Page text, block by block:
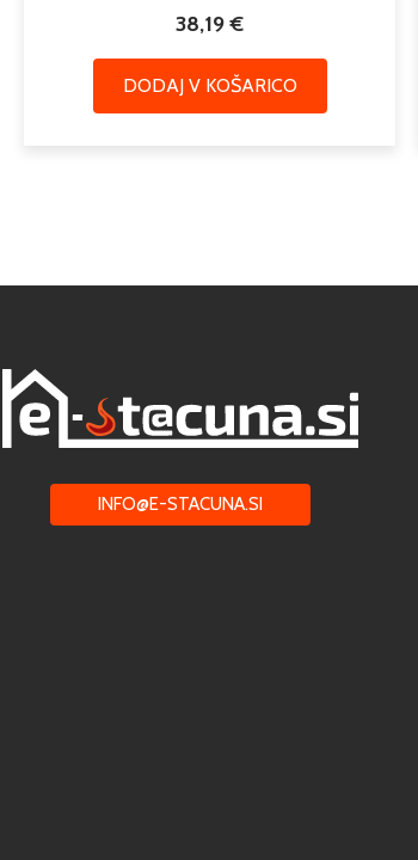
38,19€
DODAJ V KOŠARICO
INFO@E-STACUNA.SI